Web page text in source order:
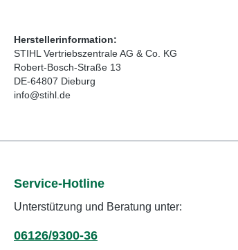
Herstellerinformation:
STIHL Vertriebszentrale AG & Co. KG
Robert-Bosch-Straße 13
DE-64807 Dieburg
info@stihl.de
Service-Hotline
Unterstützung und Beratung unter:
06126/9300-36